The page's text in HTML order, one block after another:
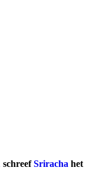
schreefSriracha het